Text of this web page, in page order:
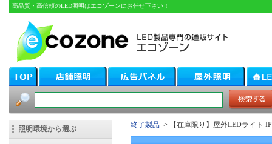
高品質・高信頼のLED照明はエコゾーンにお任せ下さい！
照明環境から選ぶ 終了製品 > 【在庫限り】屋外LEDライト